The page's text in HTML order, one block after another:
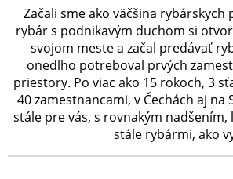
Začali sme ako väčšina rybárskych
rybár s podnikavým duchom si
svojom meste a začal predávať
onedlho potreboval prvých
priestory. Po viac ako 15 rokoch, 3
40 zamestnancami, v Čechách aj na
stále pre vás, s rovnakým nadšením,
stále rybármi, ako